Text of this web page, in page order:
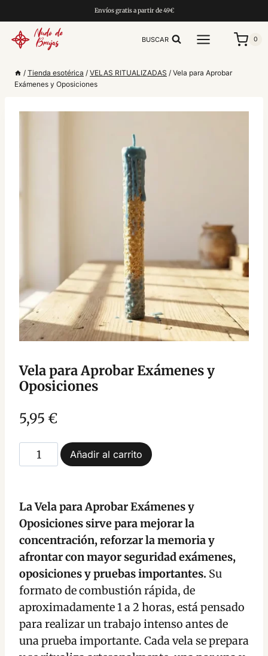
al
contenido
Envíos gratis a partir de 49€
BUSCAR 0
/ Tienda esotérica / VELAS RITUALIZADAS / Vela para Aprobar
Exámenes y Oposiciones
Vela para Aprobar Exámenes y
Oposiciones
5,95 €
La Vela para Aprobar Exámenes y
Oposiciones sirve para mejorar la
concentración, reforzar la memoria y
afrontar con mayor seguridad exámenes,
oposiciones y pruebas importantes. Su
formato de combustión rápida, de
aproximadamente 1 a 2 horas, está pensado
para realizar un trabajo intenso antes de
una prueba importante. Cada vela se prepara
Vela
para
Exámenes
y
Oposiciones
cantidad
Añadir al carrito